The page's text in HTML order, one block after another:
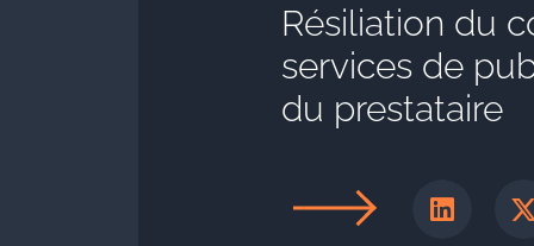
Résiliation du
services de
du prestataire